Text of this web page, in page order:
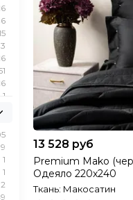
13 528 руб
Premium Mako
Одеяло 220х240
Ткань: Макосатин
3
1
14
8
1
6
1
2
9
1
1
2